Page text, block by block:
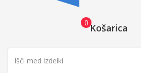
Košarica
0